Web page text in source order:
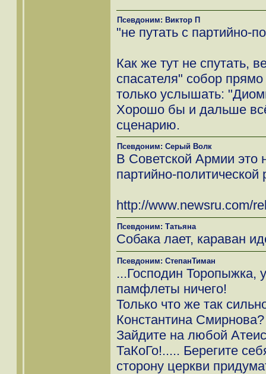
Псевдоним: Виктор П
"не путать с партийно-
Как же тут не спутать,
спасателя" собор
только услышать:
Хорошо бы и дальше
сценарию.
Псевдоним: Серый Волк
В Советской Армии это
партийно-политической
http://www.newsru.com/
Псевдоним: Татьяна
Собака лает, караван
Псевдоним: СтепанТиман
...Господин Торопыжка,
памфлеты ничего!
Только что же так
Константина
Зайдите на любой
ТаКоГо!..... Берегите
сторону церкви